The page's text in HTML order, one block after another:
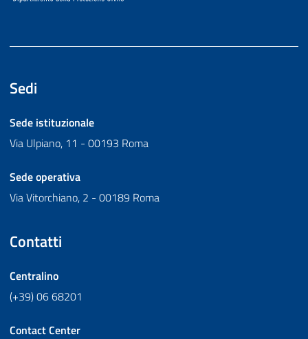
Sedi
Sede istituzionale
Via Ulpiano, 11 - 00193 Roma
Sede operativa
Via Vitorchiano, 2 - 00189 Roma
Contatti
Centralino
(+39) 06 68201
Contact Center